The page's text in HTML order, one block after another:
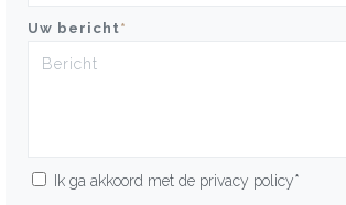
Uw bericht*
Ik ga akkoord met de privacy policy*